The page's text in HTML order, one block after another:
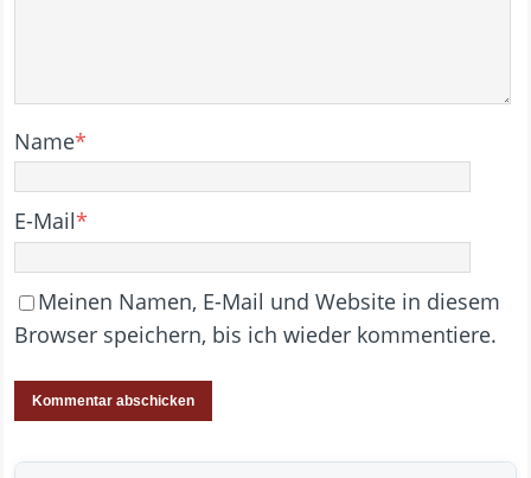
Name*
E-Mail*
Meinen Namen, E-Mail und Website in diesem
Browser speichern, bis ich wieder kommentiere.